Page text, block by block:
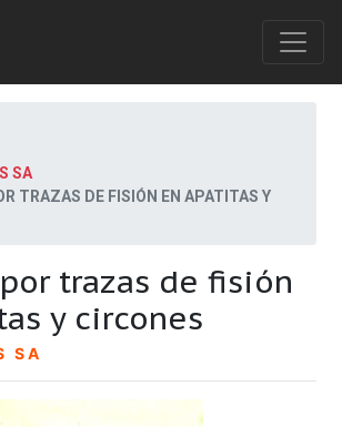
SA
TRAZAS DE FISIÓN EN APATITAS Y
trazas de fisión
y circones
SA